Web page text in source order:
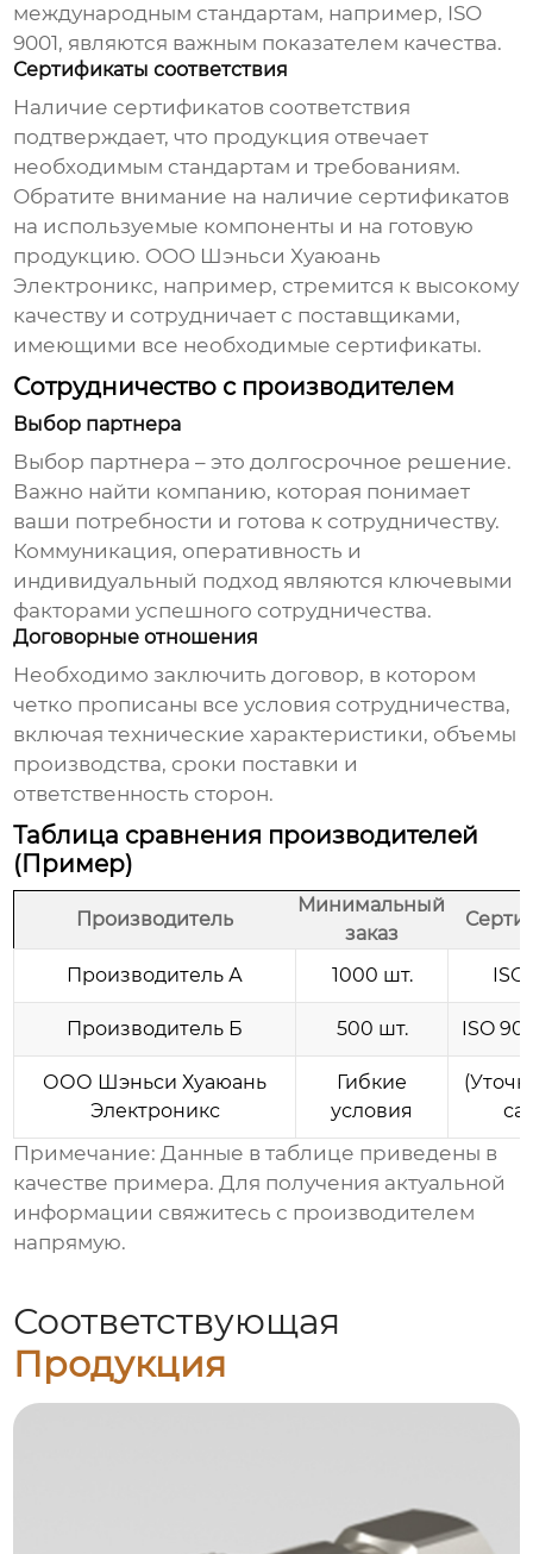
международным стандартам, например, ISO
9001, являются важным показателем качества.
Сертификаты соответствия
Наличие сертификатов соответствия
подтверждает, что продукция отвечает
необходимым стандартам и требованиям.
Обратите внимание на наличие сертификатов
на используемые компоненты и на готовую
продукцию. ООО Шэньси Хуаюань
Электроникс, например, стремится к высокому
качеству и сотрудничает с поставщиками,
имеющими все необходимые сертификаты.
Сотрудничество с производителем
Выбор партнера
Выбор партнера – это долгосрочное решение.
Важно найти компанию, которая понимает
ваши потребности и готова к сотрудничеству.
Коммуникация, оперативность и
индивидуальный подход являются ключевыми
факторами успешного сотрудничества.
Договорные отношения
Необходимо заключить договор, в котором
четко прописаны все условия сотрудничества,
включая технические характеристики, объемы
производства, сроки поставки и
ответственность сторон.
Таблица сравнения производителей
(Пример)
Производитель
Минимальный
заказ
Производитель А 1000 шт.
Производитель Б 500 шт. ISO
ООО Шэньси Хуаюань
Электроникс
Гибкие
условия
Примечание: Данные в таблице приведены в
качестве примера. Для получения актуальной
информации свяжитесь с производителем
напрямую.
Соответствующая
Продукция